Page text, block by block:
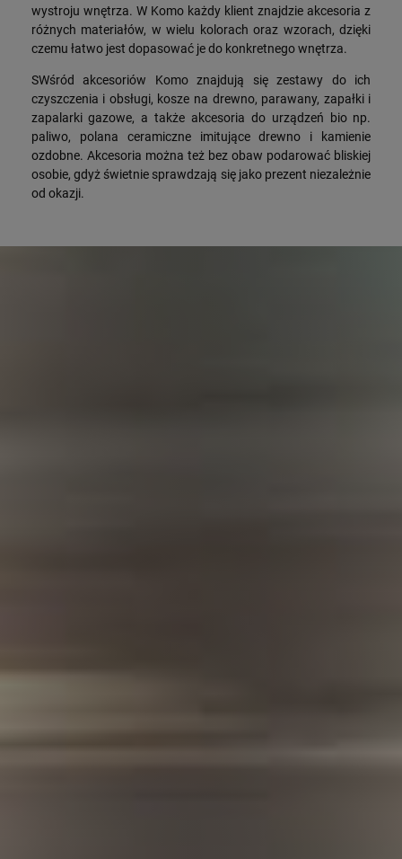
wystroju wnętrza. W Komo każdy klient znajdzie akcesoria z
różnych materiałów, w wielu kolorach oraz wzorach, dzięki
czemu łatwo jest dopasować je do konkretnego wnętrza.
SWśród akcesoriów Komo znajdują się zestawy do ich
czyszczenia i obsługi, kosze na drewno, parawany, zapałki i
zapalarki gazowe, a także akcesoria do urządzeń bio np.
paliwo, polana ceramiczne imitujące drewno i kamienie
ozdobne. Akcesoria można też bez obaw podarować bliskiej
osobie, gdyż świetnie sprawdzają się jako prezent niezależnie
od okazji.